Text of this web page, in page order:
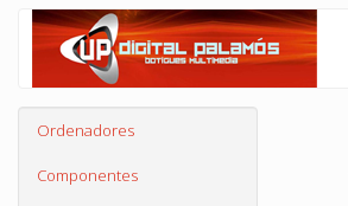
Ordenadores
Componentes